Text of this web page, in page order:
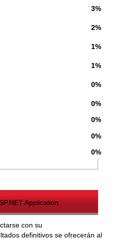
3%
2%
1%
1%
0%
0%
0%
0%
0%
Application
con su
definitivos se ofrecerán al